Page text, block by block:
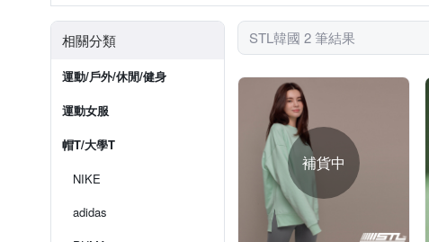
相關分類
運動/戶外/休閒/健身
運動女服
帽T/大學T
NIKE
adidas
STL韓國 2 筆結果
補貨中